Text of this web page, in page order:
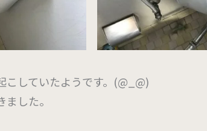
していたようです。(@_@)
した。